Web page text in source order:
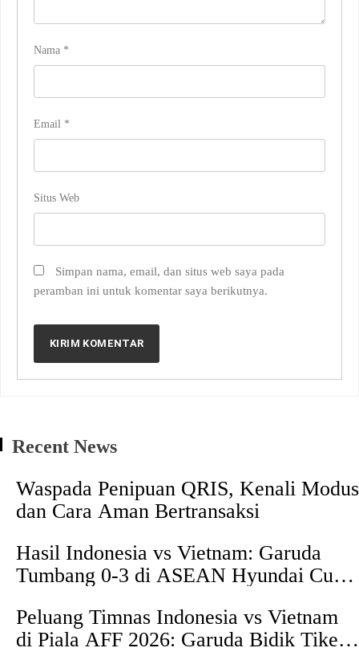
Nama *
Email *
Situs Web
Simpan nama, email, dan situs web saya pada
peramban ini untuk komentar saya berikutnya.
Recent News
Waspada Penipuan QRIS, Kenali Modus
dan Cara Aman Bertransaksi
Hasil Indonesia vs Vietnam: Garuda
Tumbang 0-3 di ASEAN Hyundai Cup
Peluang Timnas Indonesia vs Vietnam
di Piala AFF 2026: Garuda Bidik Tiket